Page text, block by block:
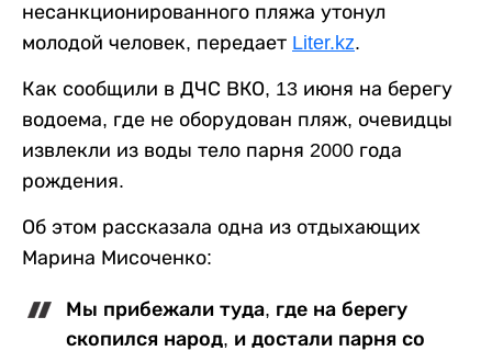
несанкционированного пляжа утонул
молодой человек, передает Liter.kz.
Как сообщили в ДЧС ВКО, 13 июня на берегу
водоема, где не оборудован пляж, очевидцы
извлекли из воды тело парня 2000 года
рождения.
Об этом рассказала одна из отдыхающих
Марина Мисоченко:
Мы прибежали туда, где на берегу
скопился народ, и достали парня со